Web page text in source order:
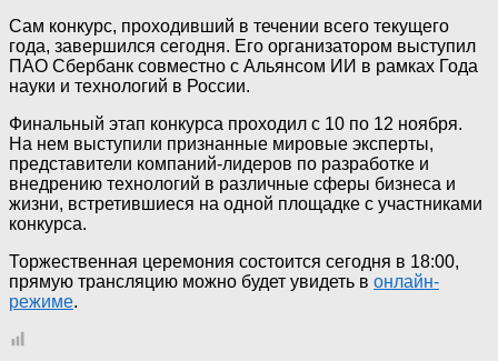
Сам конкурс, проходивший в течении всего текущего
года, завершился сегодня. Его организатором выступил
ПАО Сбербанк совместно с Альянсом ИИ в рамках Года
науки и технологий в России.
Финальный этап конкурса проходил с 10 по 12 ноября.
На нем выступили признанные мировые эксперты,
представители компаний-лидеров по разработке и
внедрению технологий в различные сферы бизнеса и
жизни, встретившиеся на одной площадке с участниками
конкурса.
Торжественная церемония состоится сегодня в 18:00,
прямую трансляцию можно будет увидеть в онлайн-
режиме.